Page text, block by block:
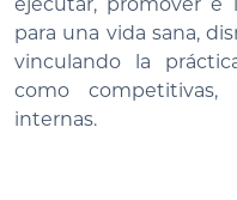
para una vida sana,
vinculando la
como
internas.